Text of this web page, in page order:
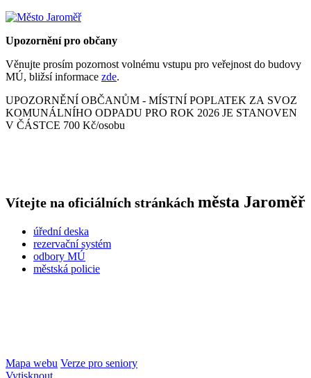
Upozornění pro občany
Věnujte prosím pozornost volnému vstupu pro veřejnost do budovy
MÚ, bližsí informace zde.
UPOZORNĚNÍ OBČANŮM - MÍSTNÍ POPLATEK ZA SVOZ
KOMUNÁLNÍHO ODPADU PRO ROK 2026 JE STANOVEN
V ČÁSTCE 700 Kč/osobu
Vítejte na oficiálních stránkách města Jaroměř
úřední deska
rezervační systém
odbory MÚ
městská policie
Mapa webu Verze pro seniory
Vytisknout